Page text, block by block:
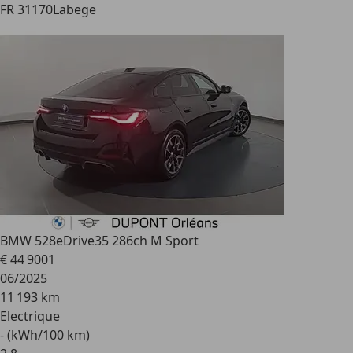
FR 31170Labege
BMW 528eDrive35 286ch M Sport
€ 44 9001
06/2025
11 193 km
Electrique
- (kWh/100 km)